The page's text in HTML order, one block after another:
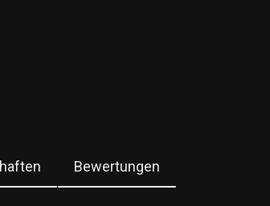
Bewertungen